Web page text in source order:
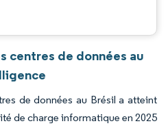
centres de données au
de données au Brésil a atteint
de charge informatique en 2025